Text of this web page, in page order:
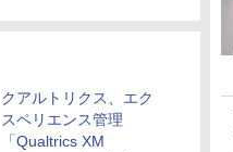
クアルトリクス、エク
スペリエンス管理
「Qualtrics XM